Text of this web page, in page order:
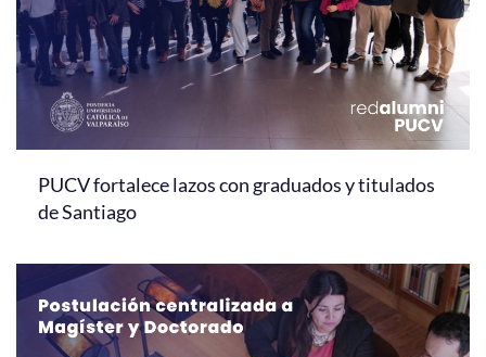
PUCV fortalece lazos con graduados y titulados
de Santiago